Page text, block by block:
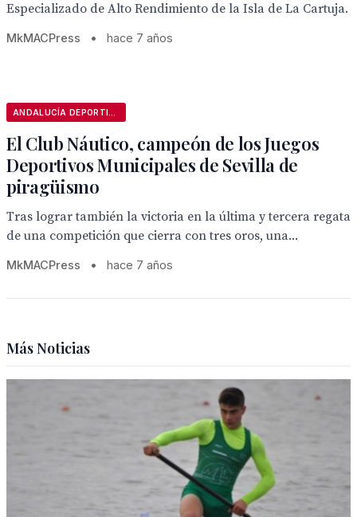
Especializado de Alto Rendimiento de la Isla de La Cartuja.
MkMACPress • hace 7 años
El Club Náutico, campeón de los Juegos
Deportivos Municipales de Sevilla de
piragüismo
Tras lograr también la victoria en la última y tercera regata
de una competición que cierra con tres oros, una...
MkMACPress • hace 7 años
Más Noticias